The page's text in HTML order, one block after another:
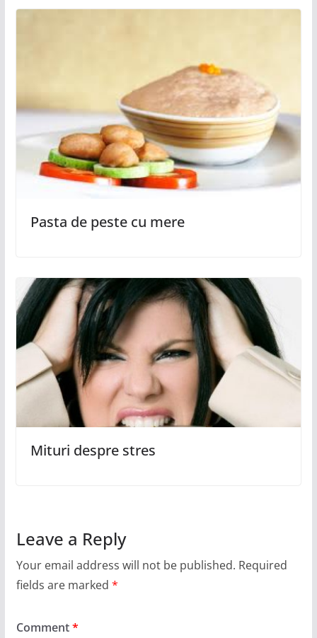
Pasta de peste cu mere
Mituri despre stres
Leave a Reply
Your email address will not be published. Required
fields are marked *
Comment*